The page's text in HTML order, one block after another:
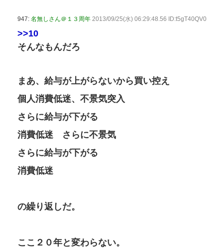
947: 名無しさん＠１３周年 2013/09/25(水) 06:29:48.56 ID:t5gT40QV0
>>10
そんなもんだろ
まあ、給与が上がらないから買い控え
個人消費低迷、不景気突入
さらに給与が下がる
消費低迷 さらに不景気
さらに給与が下がる
消費低迷
の繰り返しだ。
ここ２０年と変わらない。